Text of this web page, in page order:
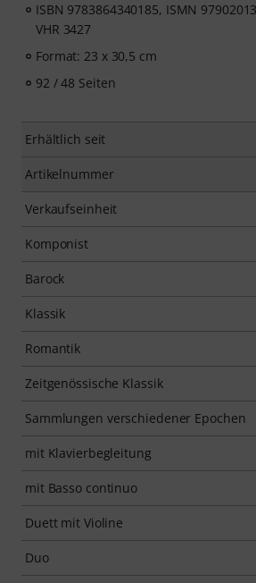
ISBN 9783864340185, ISMN
VHR 3427
Format: 23 x 30,5 cm
92 / 48 Seiten
Erhältlich seit
Artikelnummer
Verkaufseinheit
Komponist
Barock
Klassik
Romantik
Zeitgenössische Klassik
Sammlungen verschiedener Epochen
mit Klavierbegleitung
mit Basso continuo
Duett mit Violine
Duo